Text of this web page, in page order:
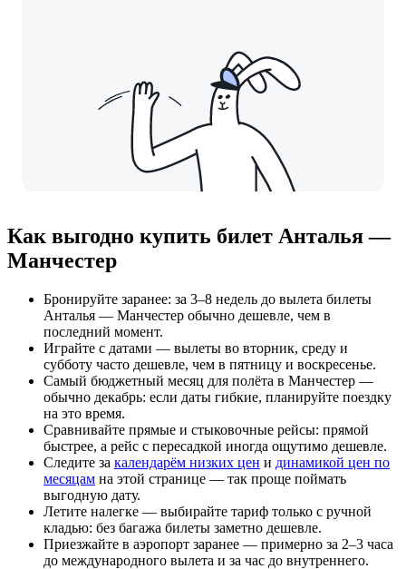
Как выгодно купить билет Анталья —
Манчестер
Бронируйте заранее: за 3–8 недель до вылета билеты
Анталья — Манчестер обычно дешевле, чем в
последний момент.
Играйте с датами — вылеты во вторник, среду и
субботу часто дешевле, чем в пятницу и воскресенье.
Самый бюджетный месяц для полёта в Манчестер —
обычно декабрь: если даты гибкие, планируйте поездку
на это время.
Сравнивайте прямые и стыковочные рейсы: прямой
быстрее, а рейс с пересадкой иногда ощутимо дешевле.
Следите за календарём низких цен и динамикой цен по
месяцам на этой странице — так проще поймать
выгодную дату.
Летите налегке — выбирайте тариф только с ручной
кладью: без багажа билеты заметно дешевле.
Приезжайте в аэропорт заранее — примерно за 2–3 часа
до международного вылета и за час до внутреннего.